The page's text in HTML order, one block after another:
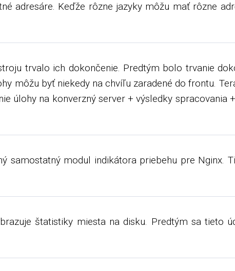
adresáre. Keďže rôzne jazyky môžu mať rôzne
trvalo ich dokončenie. Predtým bolo trvanie
môžu byť niekedy na chvíľu zaradené do frontu.
úlohy na konverzný server + výsledky spracovania
modul indikátora priebehu pre Nginx.
štatistiky miesta na disku. Predtým sa tieto